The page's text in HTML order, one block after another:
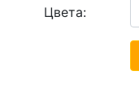
Цвета: